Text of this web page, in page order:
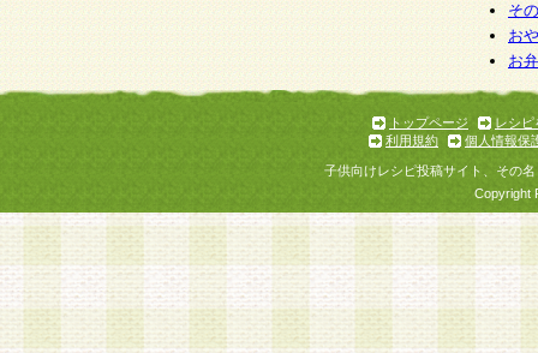
そ
お
お
トップページ
レシピ
利用規約
個人情報保
子供向けレシピ投稿サイト、その
Copyright